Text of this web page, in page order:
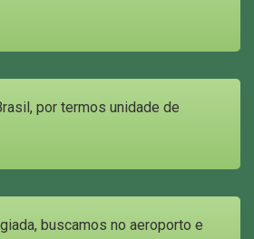
por termos unidade de
buscamos no aeroporto e